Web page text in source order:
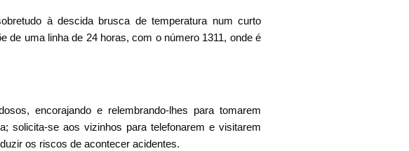
à descida brusca de temperatura num curto
de uma linha de 24 horas, com o número 1311, onde é
encorajando e relembrando-lhes para tomarem
solicita-se aos vizinhos para telefonarem e visitarem
os riscos de acontecer acidentes.